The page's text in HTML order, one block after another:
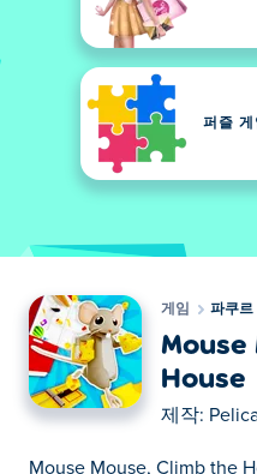
퍼즐 게
게임 파쿠르
Mouse
House
제작:
Mouse Mouse, Climb the